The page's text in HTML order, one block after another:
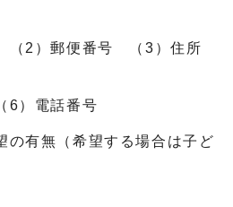
郵便番号 （3）住所
電話番号
無（希望する場合は子ど